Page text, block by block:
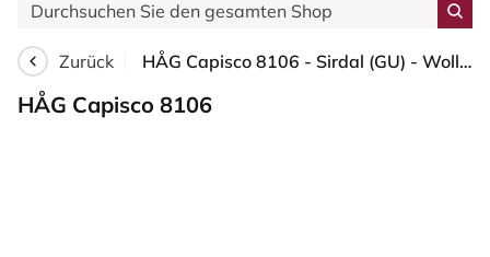
Zurück HÅG Capisco 8106 - Sirdal (GU) - Wolle - SRD960 - Green - Blush Rose - 265 mm (Sitzhöhe 53-79cm) - Harte Rollen für weiche Böden
HÅG Capisco 8106